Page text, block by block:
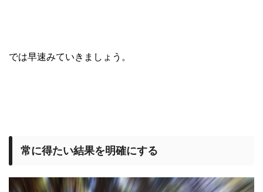
では早速みていきましょう。
常に得たい結果を明確にする